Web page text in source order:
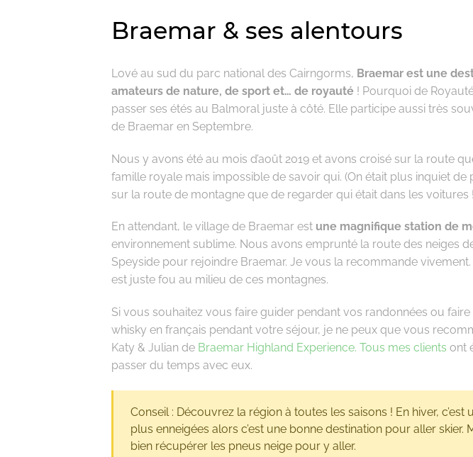
Braemar & ses alentours
Lové au sud du parc national des Cairngorms, Braemar est une
amateurs de nature, de sport et… de royauté ! Pourquoi de
passer ses étés au Balmoral juste à côté. Elle participe aussi très
de Braemar en Septembre.
Nous y avons été au mois d’août 2019 et avons croisé sur la route
famille royale mais impossible de savoir qui. (On était plus inquiet
sur la route de montagne que de regarder qui était dans les voitures !
En attendant, le village de Braemar est une magnifique station de
environnement sublime. Nous avons emprunté la route des neiges
Speyside pour rejoindre Braemar. Je vous la recommande vivement.
est juste fou au milieu de ces montagnes.
Si vous souhaitez vous faire guider pendant vos randonnées ou
whisky en français pendant votre séjour, je ne peux que vous
Katy & Julian de Braemar Highland Experience. Tous mes clients ont
passer du temps avec eux.
Conseil : Découvrez la région à toutes les saisons ! En hiver, c’est
plus enneigées alors c’est une bonne destination pour aller skier.
bien récupérer les pneus neige pour y aller.